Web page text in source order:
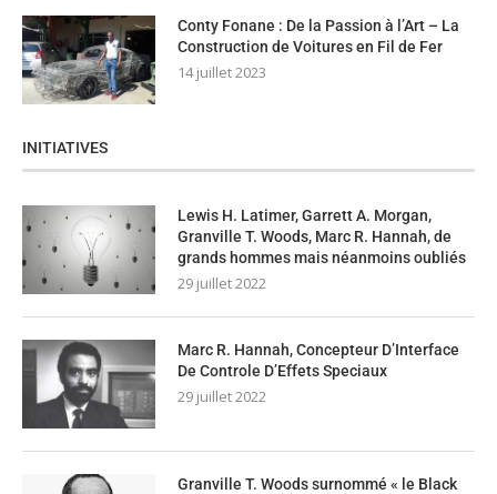
Conty Fonane : De la Passion à l’Art – La
Construction de Voitures en Fil de Fer
14 juillet 2023
INITIATIVES
Lewis H. Latimer, Garrett A. Morgan,
Granville T. Woods, Marc R. Hannah, de
grands hommes mais néanmoins oubliés
29 juillet 2022
Marc R. Hannah, Concepteur D’Interface
De Controle D’Effets Speciaux
29 juillet 2022
Granville T. Woods surnommé « le Black